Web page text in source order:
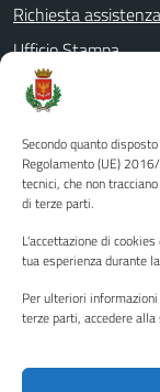
Secondo quanto
Regolamento (UE)
tecnici, che non
di terze parti.
L'accettazione di
tua esperienza durante
Per ulteriori
terze parti, accedere
Richiesta assistenza
Ufficio Stampa
Amministrazione
Albo pretorio
Informativa privacy
Note legali
Piano di